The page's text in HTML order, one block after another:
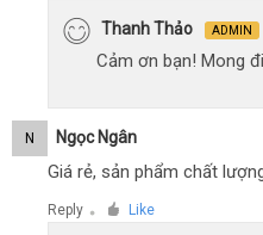
Thanh Thảo ADMIN
Cảm ơn bạn! Mong
N Ngọc Ngân
Giá rẻ, sản phẩm chất
Reply ● Like